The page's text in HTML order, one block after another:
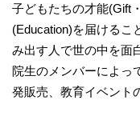
子どもたちの才能(Gift
(Education)を届けるこ
み出す人で世の中を面
院生のメンバーによっ
発販売、教育イベント